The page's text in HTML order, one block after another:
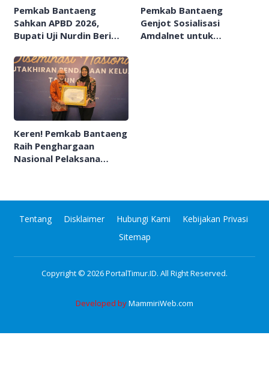
Pemkab Bantaeng
Sahkan APBD 2026,
Bupati Uji Nurdin Beri
Dewan
Pemkab Bantaeng
Genjot Sosialisasi
Amdalnet untuk
Keren! Pemkab Bantaeng
Raih Penghargaan
Nasional Pelaksana
Tentang Disklaimer Hubungi Kami
Kebijakan Privasi
Sitemap
Copyright © 2026PortalTimur.ID. All Right Reserved.
Developed byMammiriWeb.com